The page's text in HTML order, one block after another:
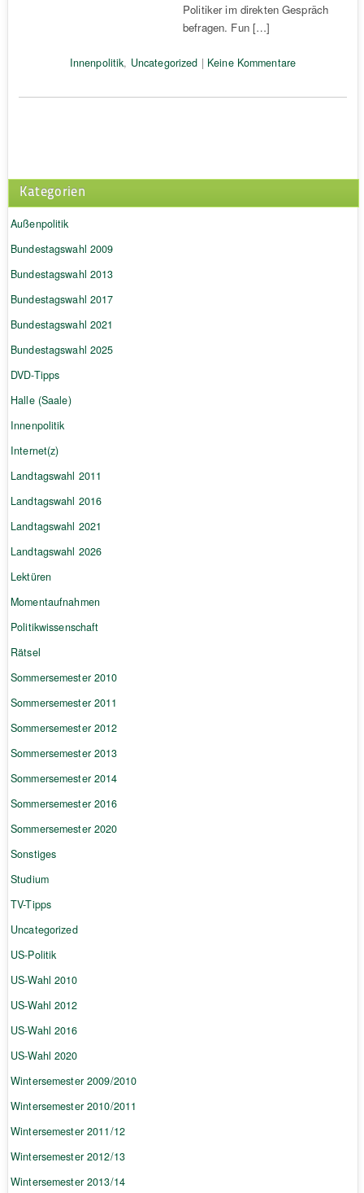
Politiker im direkten Gespräch
befragen. Fun […]
Innenpolitik, Uncategorized | Keine Kommentare
Kategorien
Außenpolitik
Bundestagswahl 2009
Bundestagswahl 2013
Bundestagswahl 2017
Bundestagswahl 2021
Bundestagswahl 2025
DVD-Tipps
Halle (Saale)
Innenpolitik
Internet(z)
Landtagswahl 2011
Landtagswahl 2016
Landtagswahl 2021
Landtagswahl 2026
Lektüren
Momentaufnahmen
Politikwissenschaft
Rätsel
Sommersemester 2010
Sommersemester 2011
Sommersemester 2012
Sommersemester 2013
Sommersemester 2014
Sommersemester 2016
Sommersemester 2020
Sonstiges
Studium
TV-Tipps
Uncategorized
US-Politik
US-Wahl 2010
US-Wahl 2012
US-Wahl 2016
US-Wahl 2020
Wintersemester 2009/2010
Wintersemester 2010/2011
Wintersemester 2011/12
Wintersemester 2012/13
Wintersemester 2013/14